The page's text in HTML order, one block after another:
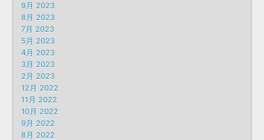
9月 2023
8月 2023
7月 2023
5月 2023
4月 2023
3月 2023
2月 2023
12月 2022
11月 2022
10月 2022
9月 2022
8月 2022